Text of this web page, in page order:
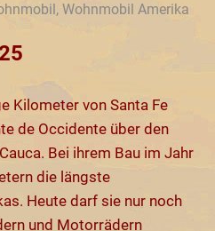
,Wohnmobil Amerika
Kilometer von Santa Fe
de Occidente über den
Bei ihrem Bau im Jahr
die längste
Heute darf sie nur noch
und Motorrädern